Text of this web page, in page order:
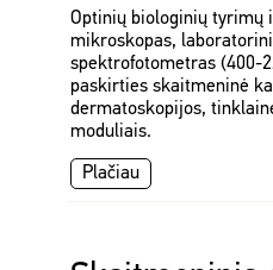
Optinių biologinių tyrimų
mikroskopas,
spektrofotometras (400-
paskirties skaitmeninė
dermatoskopijos,
moduliais.
Plačiau